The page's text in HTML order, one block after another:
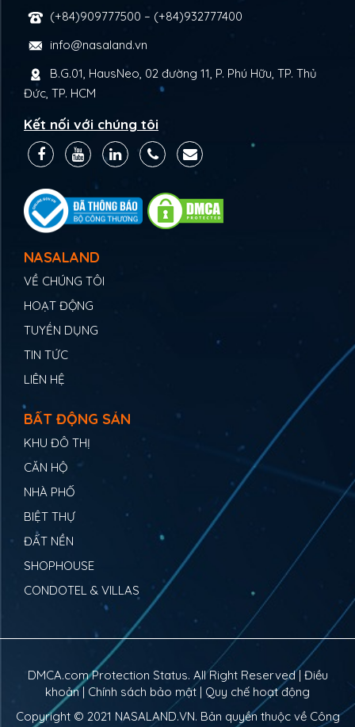
(+84)909777500 – (+84)932777400
info@nasaland.vn
B.G.01, HausNeo, 02 đường 11, P. Phú Hữu, TP. Thủ
Đức, TP. HCM
Kết nối với chúng tôi
NASALAND
VỀ CHÚNG TÔI
HOẠT ĐỘNG
TUYỂN DỤNG
TIN TỨC
LIÊN HỆ
BẤT ĐỘNG SẢN
KHU ĐÔ THỊ
CĂN HỘ
NHÀ PHỐ
BIỆT THỰ
ĐẤT NỀN
SHOPHOUSE
CONDOTEL & VILLAS
DMCA.com Protection Status. All Right Reserved | Điều
khoản| Chính sách bảo mật | Quy chế hoạt động
Copyright © 2021 NASALAND.VN. Bản quyền thuộc về Công